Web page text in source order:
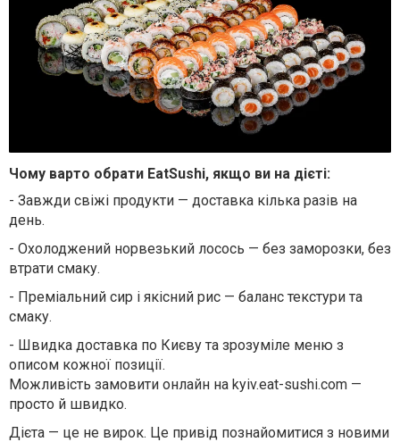
Чому варто обрати EatSushi, якщо ви на дієті:
- Завжди свіжі продукти — доставка кілька разів на
день.
- Охолоджений норвезький лосось — без заморозки, без
втрати смаку.
- Преміальний сир і якісний рис — баланс текстури та
смаку.
- Швидка доставка по Києву та зрозуміле меню з
описом кожної позиції.
Можливість замовити онлайн на kyiv.eat-sushi.com —
просто й швидко.
Дієта — це не вирок. Це привід познайомитися з новими